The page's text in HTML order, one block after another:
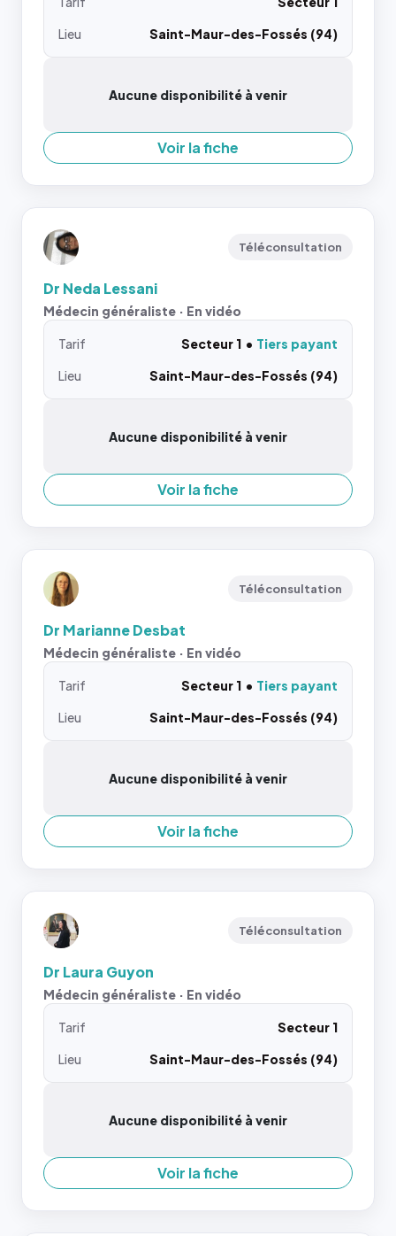
Lieu
Saint-Maur-des-Fossés (94)
Aucune disponibilité à venir
Voir la fiche
Téléconsultation
Dr Neda Lessani
Médecin généraliste · En vidéo
Tarif Secteur 1
Tiers payant
Lieu
Saint-Maur-des-Fossés (94)
Aucune disponibilité à venir
Voir la fiche
Téléconsultation
Dr Marianne Desbat
Médecin généraliste · En vidéo
Tarif Secteur 1
Tiers payant
Lieu
Saint-Maur-des-Fossés (94)
Aucune disponibilité à venir
Voir la fiche
Téléconsultation
Dr Laura Guyon
Médecin généraliste · En vidéo
Tarif
Secteur 1
Lieu
Saint-Maur-des-Fossés (94)
Aucune disponibilité à venir
Voir la fiche